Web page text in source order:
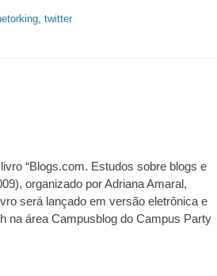
, twitter
“Blogs.com. Estudos sobre blogs e
organizado por Adriana Amaral,
será lançado em versão eletrônica e
na área Campusblog do Campus Party